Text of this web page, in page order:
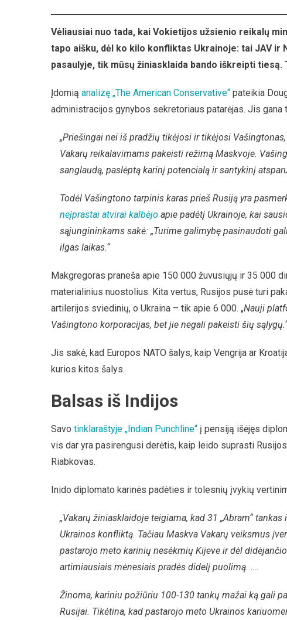
–
Galas
Jau
Vėliausiai nuo tada, kai Vokietijos užsienio reikalų
tapo aišku, dėl ko kilo konfliktas Ukrainoje: tai JAV ir
pasaulyje, tik mūsų žiniasklaida bando iškreipti
Įdomią analizę „The American Conservative“ pateikia
administracijos gynybos sekretoriaus patarėjas. Jis gana
„Priešingai nei iš pradžių tikėjosi ir tikėjosi
Vakarų reikalavimams pakeisti režimą Maskvoje.
sanglaudą, paslėptą karinį potencialą ir santykinį
Todėl Vašingtono tarpinis karas prieš Rusiją yra
neįprastai atvirai kalbėjo apie padėtį Ukrainoje, kai
sąjungininkams sakė: „Turime galimybę pasinaudoti
ilgas laikas.“
Makgregoras praneša apie 150 000 žuvusiųjų ir 35 000
materialinius nuostolius. Kita vertus, Rusijos pusė turi
artilerijos sviedinių, o Ukraina – tik apie 6 000. „Nauji
Vašingtono korporacijas, bet jie negali pakeisti šių
Jis sakė, kad Europos NATO šalys, kaip Vengrija ar
kurios kitos šalys.
Balsas iš Indijos
Savo tinklaraštyje „Indian Punchline“ į pensiją išėjęs
vis dar yra pasirengusi derėtis, kaip leido suprasti
Riabkovas.
Inido diplomato karinės padėties ir tolesnių įvykių
„Vakarų žiniasklaidoje teigiama, kad 31 „Abram“
Ukrainos konfliktą. Tačiau Maskva Vakarų veiksmus
pastarojo meto karinių nesėkmių Kijeve ir dėl
artimiausiais mėnesiais pradės didelį puolimą. ….
Žinoma, kariniu požiūriu 100-130 tankų mažai ką gali
Rusijai. Tikėtina, kad pastarojo meto Ukrainos